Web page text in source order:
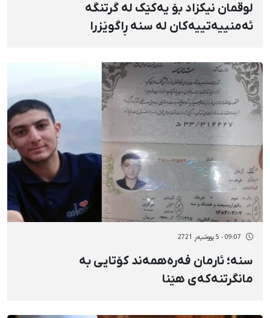
لوقمان نیکزاد بۆ یەکێک لە گرتنگە
ئەمنییەتییەکان لە سنە ڕاگوێزرا
09:07 - 5 پووشپەڕ 2721
سنە؛ ئارمان فەرەهمەند کۆتایی بە
مانگرتنەکەی هێنا